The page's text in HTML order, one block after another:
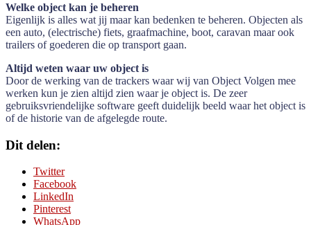
Welke object kan je beheren
Eigenlijk is alles wat jij maar kan bedenken te beheren. Objecten als
een auto, (electrische) fiets, graafmachine, boot, caravan maar ook
trailers of goederen die op transport gaan.
Altijd weten waar uw object is
Door de werking van de trackers waar wij van Object Volgen mee
werken kun je zien altijd zien waar je object is. De zeer
gebruiksvriendelijke software geeft duidelijk beeld waar het object is
of de historie van de afgelegde route.
Dit delen:
Twitter
Facebook
LinkedIn
Pinterest
WhatsApp